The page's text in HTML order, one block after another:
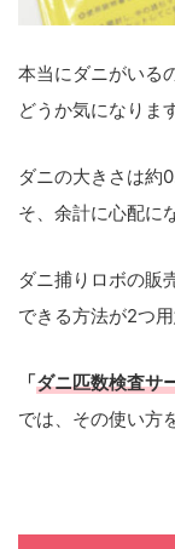
本当にダニがいる
どうか気になりま
ダニの大きさは約
そ、余計に心配に
ダニ捕りロボの販
できる方法が2つ用
「ダニ匹数検査サ
では、その使い方